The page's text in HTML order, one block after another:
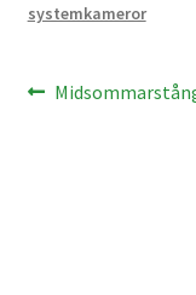
Motljusskydd
systemkameror
Föregående